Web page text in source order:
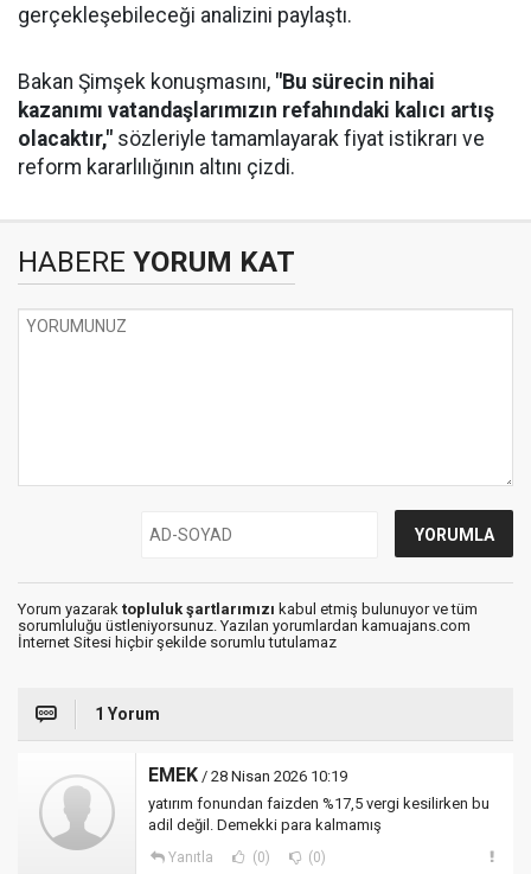
gerçekleşebileceği analizini paylaştı.
Bakan Şimşek konuşmasını, "Bu sürecin nihai
kazanımı vatandaşlarımızın refahındaki kalıcı artış
olacaktır," sözleriyle tamamlayarak fiyat istikrarı ve
reform kararlılığının altını çizdi.
HABERE YORUM KAT
Yorum yazarak topluluk şartlarımızı kabul etmiş bulunuyor ve tüm
sorumluluğu üstleniyorsunuz. Yazılan yorumlardan kamuajans.com
İnternet Sitesi hiçbir şekilde sorumlu tutulamaz
1 Yorum
EMEK / 28 Nisan 2026 10:19
yatırım fonundan faizden %17,5 vergi kesilirken bu
adil değil. Demekki para kalmamış
Yanıtla (0) (0)